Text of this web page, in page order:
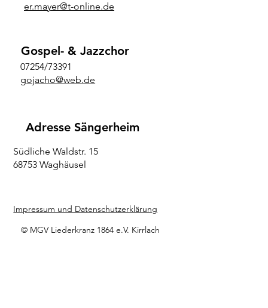
er.mayer@t-online.de
Gospel- & Jazzchor
07254/73391
gojacho@web.de
Adresse Sängerheim
Südliche Waldstr. 15
68753 Waghäusel
Impressum und Datenschutzerklärung
© MGV Liederkranz 1864 e.V. Kirrlach